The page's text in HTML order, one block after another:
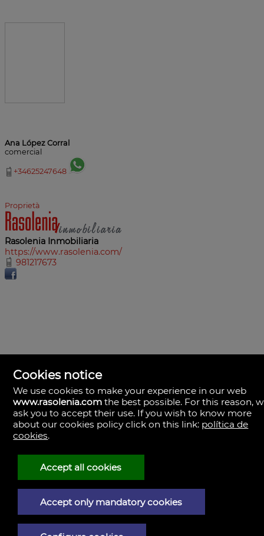
Ana López Corral
comercial
+34625247648
Proprietà
Rasolenia Inmobiliaria
https://www.rasolenia.com/
981217673
Rasolenia Inmobiliaria
15003 Coruña (A), la Coruña
Spagna
Avviso legale
Politica sulla privacy
Cookies notice
We use cookies to make your experience in our web
www.rasolenia.com the best possible. For this reason,
ask you to accept their use. If you wish to know more
about our cookies policy click on this link: política de
cookies.
Accept all cookies
Accept only mandatory cookies